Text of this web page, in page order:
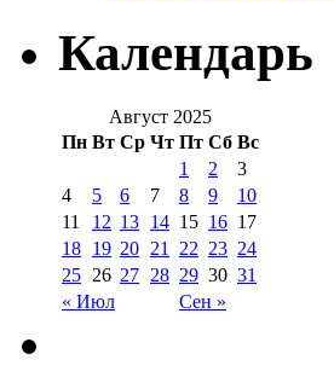
Календарь
Август 2025
Пн Вт Ср Чт Пт Сб Вс
« Июл Сен »
1 2
3
4
5 6 7 8 9
10
11
12 13 14 15 16 17
18 19 20 21 22 23 24
25 26 27 28 29 30 31